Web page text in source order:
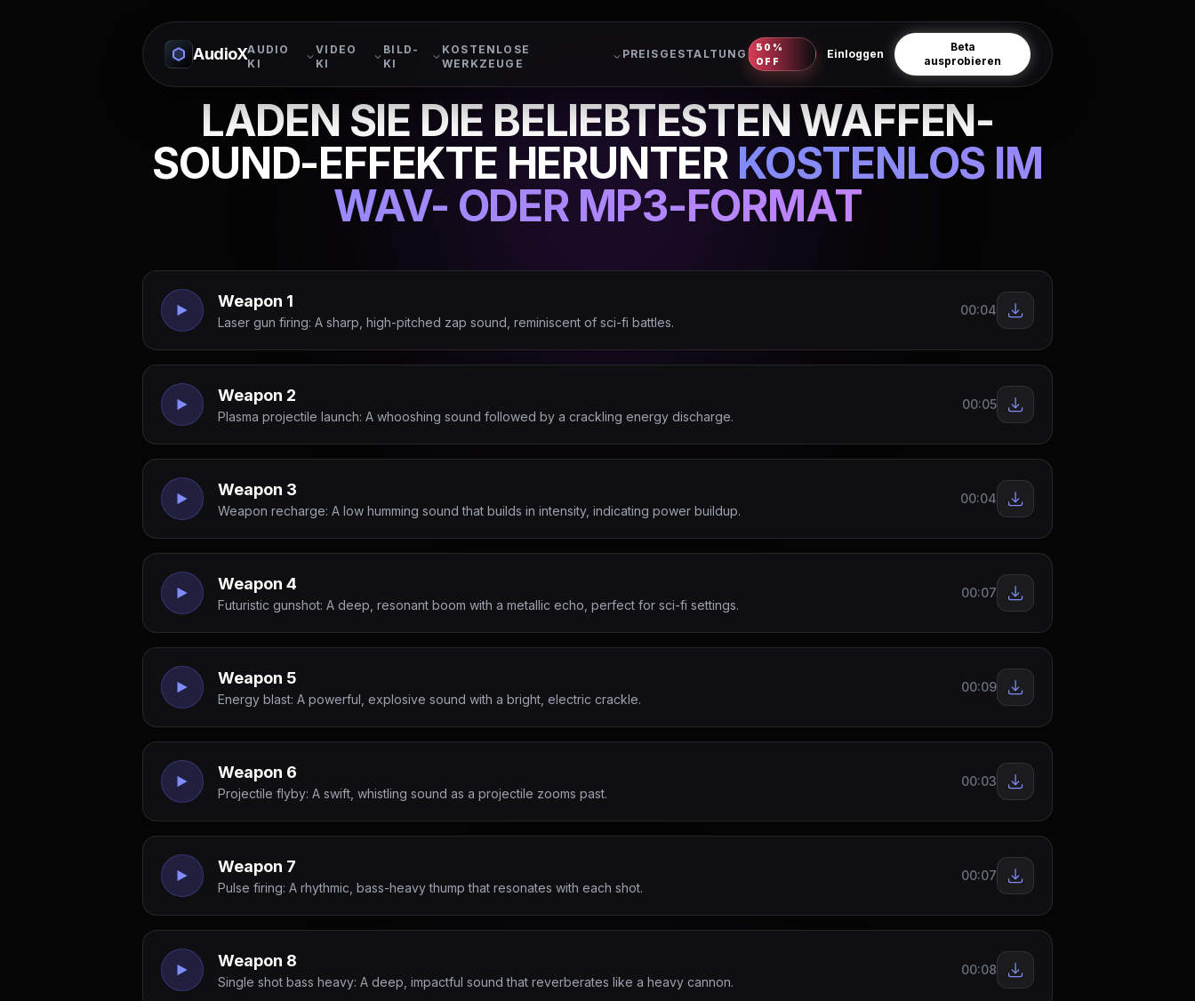
AudioXAUDIO
KI
VIDEO
KI
BILD-
KI
KOSTENLOSE
WERKZEUGE
PREISGESTALTUNG
50%
OFF
Einloggen
Beta
ausprobieren
LADEN SIE DIE BELIEBTESTEN WAFFEN-
SOUND-EFFEKTE HERUNTER KOSTENLOS IM
WAV- ODER MP3-FORMAT
Weapon 1
Laser gun firing: A sharp, high-pitched zap sound, reminiscent of sci-fi battles.
00:04
Weapon 2
Plasma projectile launch: A whooshing sound followed by a crackling energy discharge.
00:05
Weapon 3
Weapon recharge: A low humming sound that builds in intensity, indicating power buildup.
00:04
Weapon 4
Futuristic gunshot: A deep, resonant boom with a metallic echo, perfect for sci-fi settings.
00:07
Weapon 5
Energy blast: A powerful, explosive sound with a bright, electric crackle.
00:09
Weapon 6
Projectile flyby: A swift, whistling sound as a projectile zooms past.
00:03
Weapon 7
Pulse firing: A rhythmic, bass-heavy thump that resonates with each shot.
00:07
Weapon 8
Single shot bass heavy: A deep, impactful sound that reverberates like a heavy cannon.
00:08